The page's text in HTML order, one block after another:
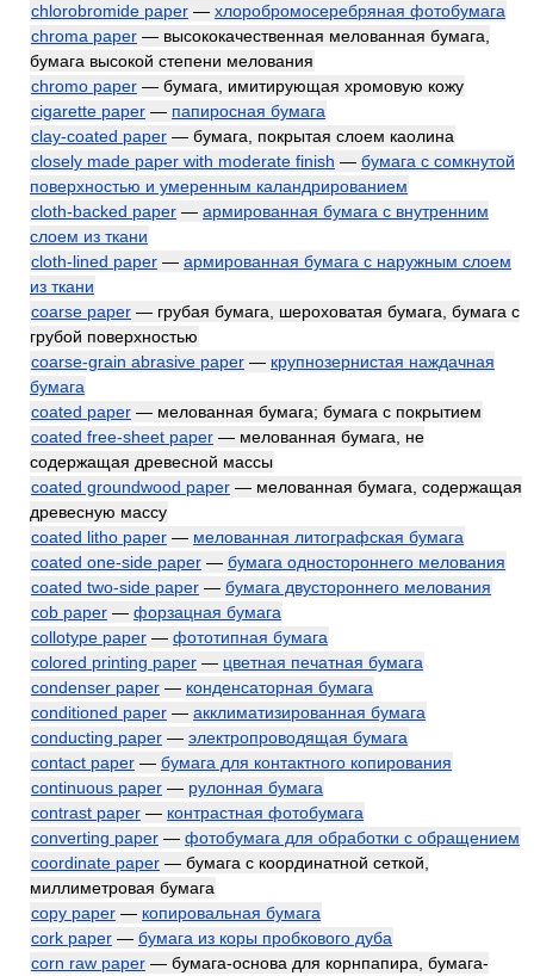
chlorobromide paper — хлоробромосеребряная фотобумага
chroma paper — высококачественная мелованная бумага,
бумага высокой степени мелования
chromo paper — бумага, имитирующая хромовую кожу
cigarette paper — папиросная бумага
clay-coated paper — бумага, покрытая слоем каолина
closely made paper with moderate finish — бумага с сомкнутой
поверхностью и умеренным каландрированием
cloth-backed paper — армированная бумага с внутренним
слоем из ткани
cloth-lined paper — армированная бумага с наружным слоем
из ткани
coarse paper — грубая бумага, шероховатая бумага, бумага с
грубой поверхностью
coarse-grain abrasive paper — крупнозернистая наждачная
бумага
coated paper — мелованная бумага; бумага с покрытием
coated free-sheet paper — мелованная бумага, не
содержащая древесной массы
coated groundwood paper — мелованная бумага, содержащая
древесную массу
coated litho paper — мелованная литографская бумага
coated one-side paper — бумага одностороннего мелования
coated two-side paper — бумага двустороннего мелования
cob paper — форзацная бумага
collotype paper — фототипная бумага
colored printing paper — цветная печатная бумага
condenser paper — конденсаторная бумага
conditioned paper — акклиматизированная бумага
conducting paper — электропроводящая бумага
contact paper — бумага для контактного копирования
continuous paper — рулонная бумага
contrast paper — контрастная фотобумага
converting paper — фотобумага для обработки с обращением
coordinate paper — бумага с координатной сеткой,
миллиметровая бумага
copy paper — копировальная бумага
cork paper — бумага из коры пробкового дуба
corn raw paper — бумага-основа для корнпапира, бумага-